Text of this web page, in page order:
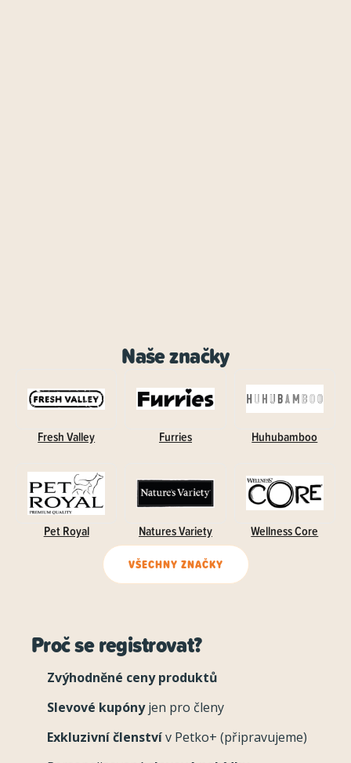
Naše značky
Fresh Valley Furries Huhubamboo
Pet Royal Natures Variety Wellness Core
VŠECHNY ZNAČKY
Proč se registrovat?
Zvýhodněné ceny produktů
Slevové kupónyjen pro členy
Exkluzivní členstvív Petko+ (připravujeme)